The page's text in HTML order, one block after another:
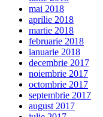
mai 2018
aprilie 2018
martie 2018
februarie 2018
ianuarie 2018
decembrie 2017
noiembrie 2017
octombrie 2017
septembrie 2017
august 2017